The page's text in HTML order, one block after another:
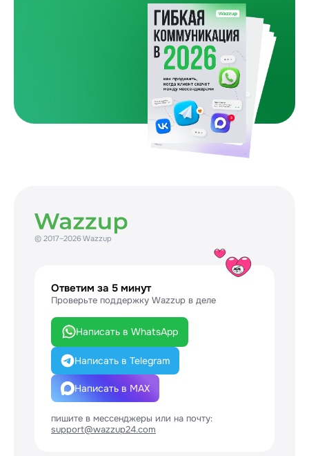
Один покупатель и пять препятствий
Как бизнес сам усложняет путь до покупки
© 2017–2026 Wazzup
Ответим за 5 минут
Проверьте поддержку Wazzup в деле
Написать в WhatsApp
Написать в Telegram
Написать в MAX
пишите в мессенджеры или на почту:
support@wazzup24.com